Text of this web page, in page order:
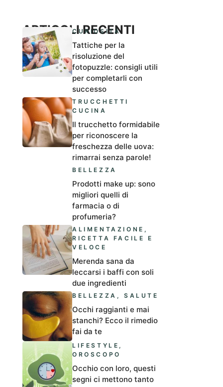
ARTICOLI RECENTI
CURIOSITÀ
Tattiche per la
risoluzione del
fotopuzzle: consigli utili
per completarli con
successo
TRUCCHETTI
CUCINA
Il trucchetto formidabile
per riconoscere la
freschezza delle uova:
rimarrai senza parole!
BELLEZZA
Prodotti make up: sono
migliori quelli di
farmacia o di
profumeria?
ALIMENTAZIONE ,
RICETTA FACILE E
VELOCE
Merenda sana da
leccarsi i baffi con soli
due ingredienti
BELLEZZA ,SALUTE
Occhi raggianti e mai
stanchi? Ecco il rimedio
fai da te
LIFESTYLE ,
OROSCOPO
Occhio con loro, questi
segni ci mettono tanto